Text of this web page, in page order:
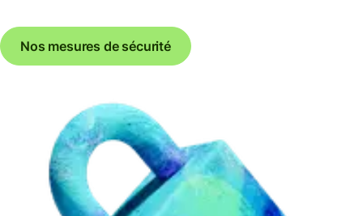
Nos mesures de sécurité